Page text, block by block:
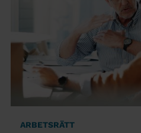
ARBETSRÄTT